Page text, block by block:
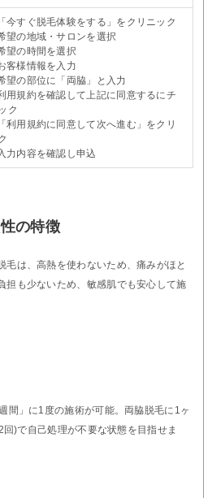
今すぐ脱毛体験をする」をクリニック
望の地域・サロンを選択
望の時間を選択
客様情報を入力
望の部位に「両脇」と入力
用規約を確認して上記に同意するにチ
ク
利用規約に同意して次へ進む」をクリ
力内容を確認し申込
の特徴
毛は、高熱を使わないため、痛みがほと
担も少ないため、敏感肌でも安心して施
間」に1度の施術が可能。両脇脱毛に1ヶ
)で自己処理が不要な状態を目指せま